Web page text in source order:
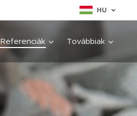
HU
Referenciák Továbbiak